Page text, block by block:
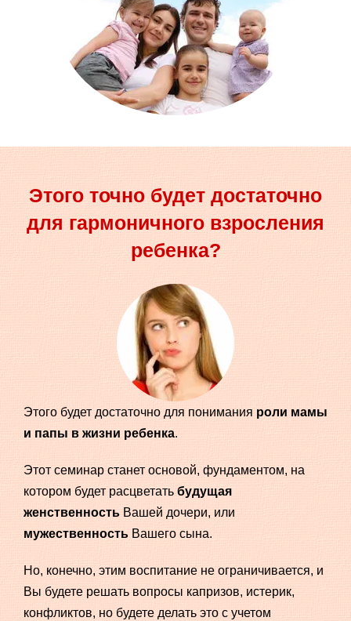
Этого точно будет достаточно
для гармоничного взросления
ребенка?
Этого будет достаточно для понимания роли мамы
и папы в жизни ребенка.
Этот семинар станет основой, фундаментом, на
котором будет расцветать будущая
женственностьВашей дочери, или
мужественностьВашего сына.
Но, конечно, этим воспитание не ограничивается, и
Вы будете решать вопросы капризов, истерик,
конфликтов, но будете делать это с учетом